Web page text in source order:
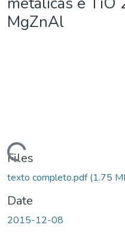
MgZnAl
Files
texto completo.pdf(1.75
Date
2015-12-08